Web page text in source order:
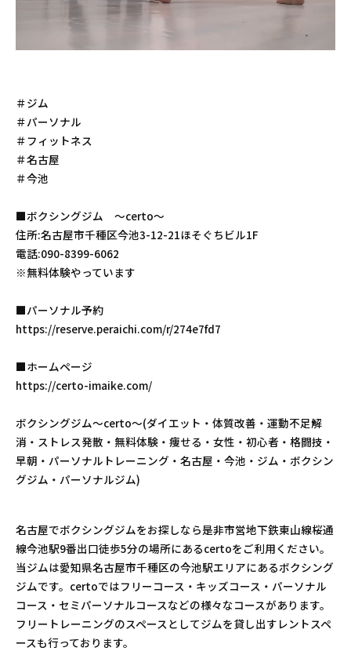
＃ジム
＃パーソナル
＃フィットネス
＃名古屋
＃今池
■ボクシングジム 〜certo〜
住所:名古屋市千種区今池3-12-21ほそぐちビル1F
電話:090-8399-6062
※無料体験やっています
■パーソナル予約
https://reserve.peraichi.com/r/274e7fd7
■ホームページ
https://certo-imaike.com/
ボクシングジム〜certo〜(ダイエット・体質改善・運動不足解
消・ストレス発散・無料体験・痩せる・女性・初心者・格闘技・
早朝・パーソナルトレーニング・名古屋・今池・ジム・ボクシン
グジム・パーソナルジム)
名古屋でボクシングジムをお探しなら是非市営地下鉄東山線桜通
線今池駅9番出口徒歩5分の場所にあるcertoをご利用ください。
当ジムは愛知県名古屋市千種区の今池駅エリアにあるボクシング
ジムです。certoではフリーコース・キッズコース・パーソナル
コース・セミパーソナルコースなどの様々なコースがあります。
フリートレーニングのスペースとしてジムを貸し出すレントスペ
ースも行っております。